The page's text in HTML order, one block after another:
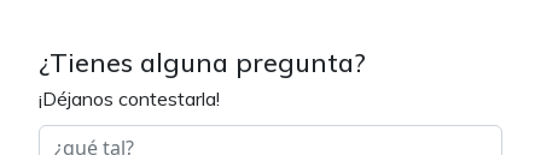
¿Tienes alguna pregunta?
¡Déjanos contestarla!